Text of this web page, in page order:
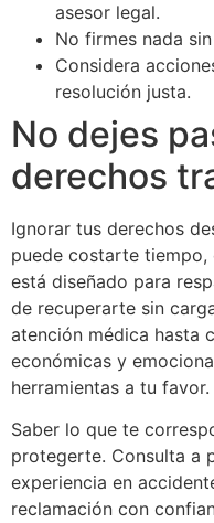
asesor legal.
No firmes nada
Considera
resolución justa.
No dejes
derechos
Ignorar tus derechos
puede costarte tiempo,
está diseñado para
de recuperarte sin
atención médica hasta
económicas y
herramientas a tu
Saber lo que te
protegerte. Consulta a
experiencia en
reclamación con